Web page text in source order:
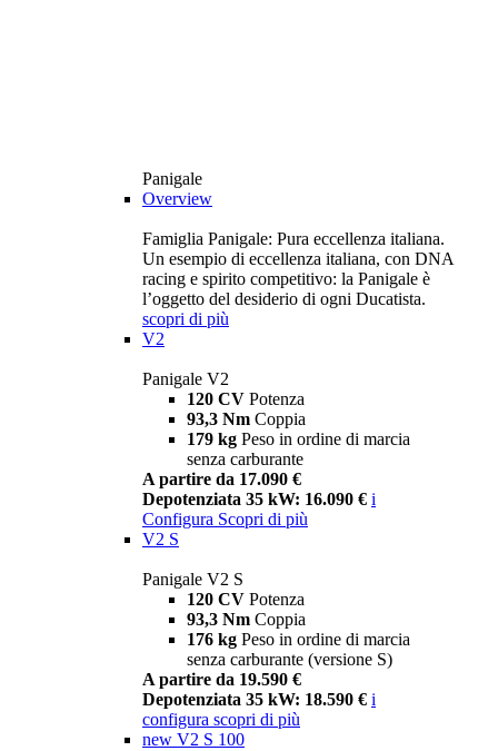
Panigale
Overview
Famiglia Panigale: Pura eccellenza italiana.
Un esempio di eccellenza italiana, con DNA
racing e spirito competitivo: la Panigale è
l’oggetto del desiderio di ogni Ducatista.
scopri di più
V2
Panigale V2
120 CV Potenza
93,3 Nm Coppia
179 kg Peso in ordine di marcia
senza carburante
A partire da 17.090 €
Depotenziata 35 kW: 16.090 € i
Configura Scopri di più
V2 S
Panigale V2 S
120 CV Potenza
93,3 Nm Coppia
176 kg Peso in ordine di marcia
senza carburante (versione S)
A partire da 19.590 €
Depotenziata 35 kW: 18.590 € i
configura scopri di più
new V2 S 100